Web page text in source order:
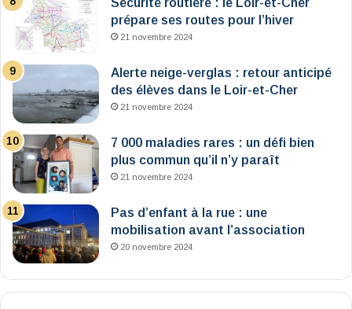
Sécurité routière : le Loir-et-Cher
prépare ses routes pour l’hiver
21 novembre 2024
Alerte neige-verglas : retour anticipé
des élèves dans le Loir-et-Cher
21 novembre 2024
7 000 maladies rares : un défi bien
plus commun qu’il n’y paraît
21 novembre 2024
Pas d’enfant à la rue : une
mobilisation avant l’association
20 novembre 2024